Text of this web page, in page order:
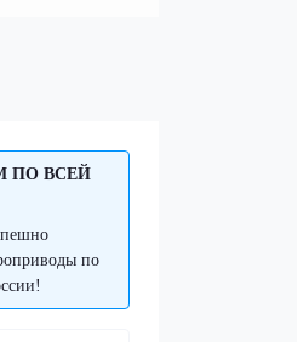
ПО ВСЕЙ
по